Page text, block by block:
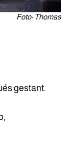
Foto: Thomas
gestant.